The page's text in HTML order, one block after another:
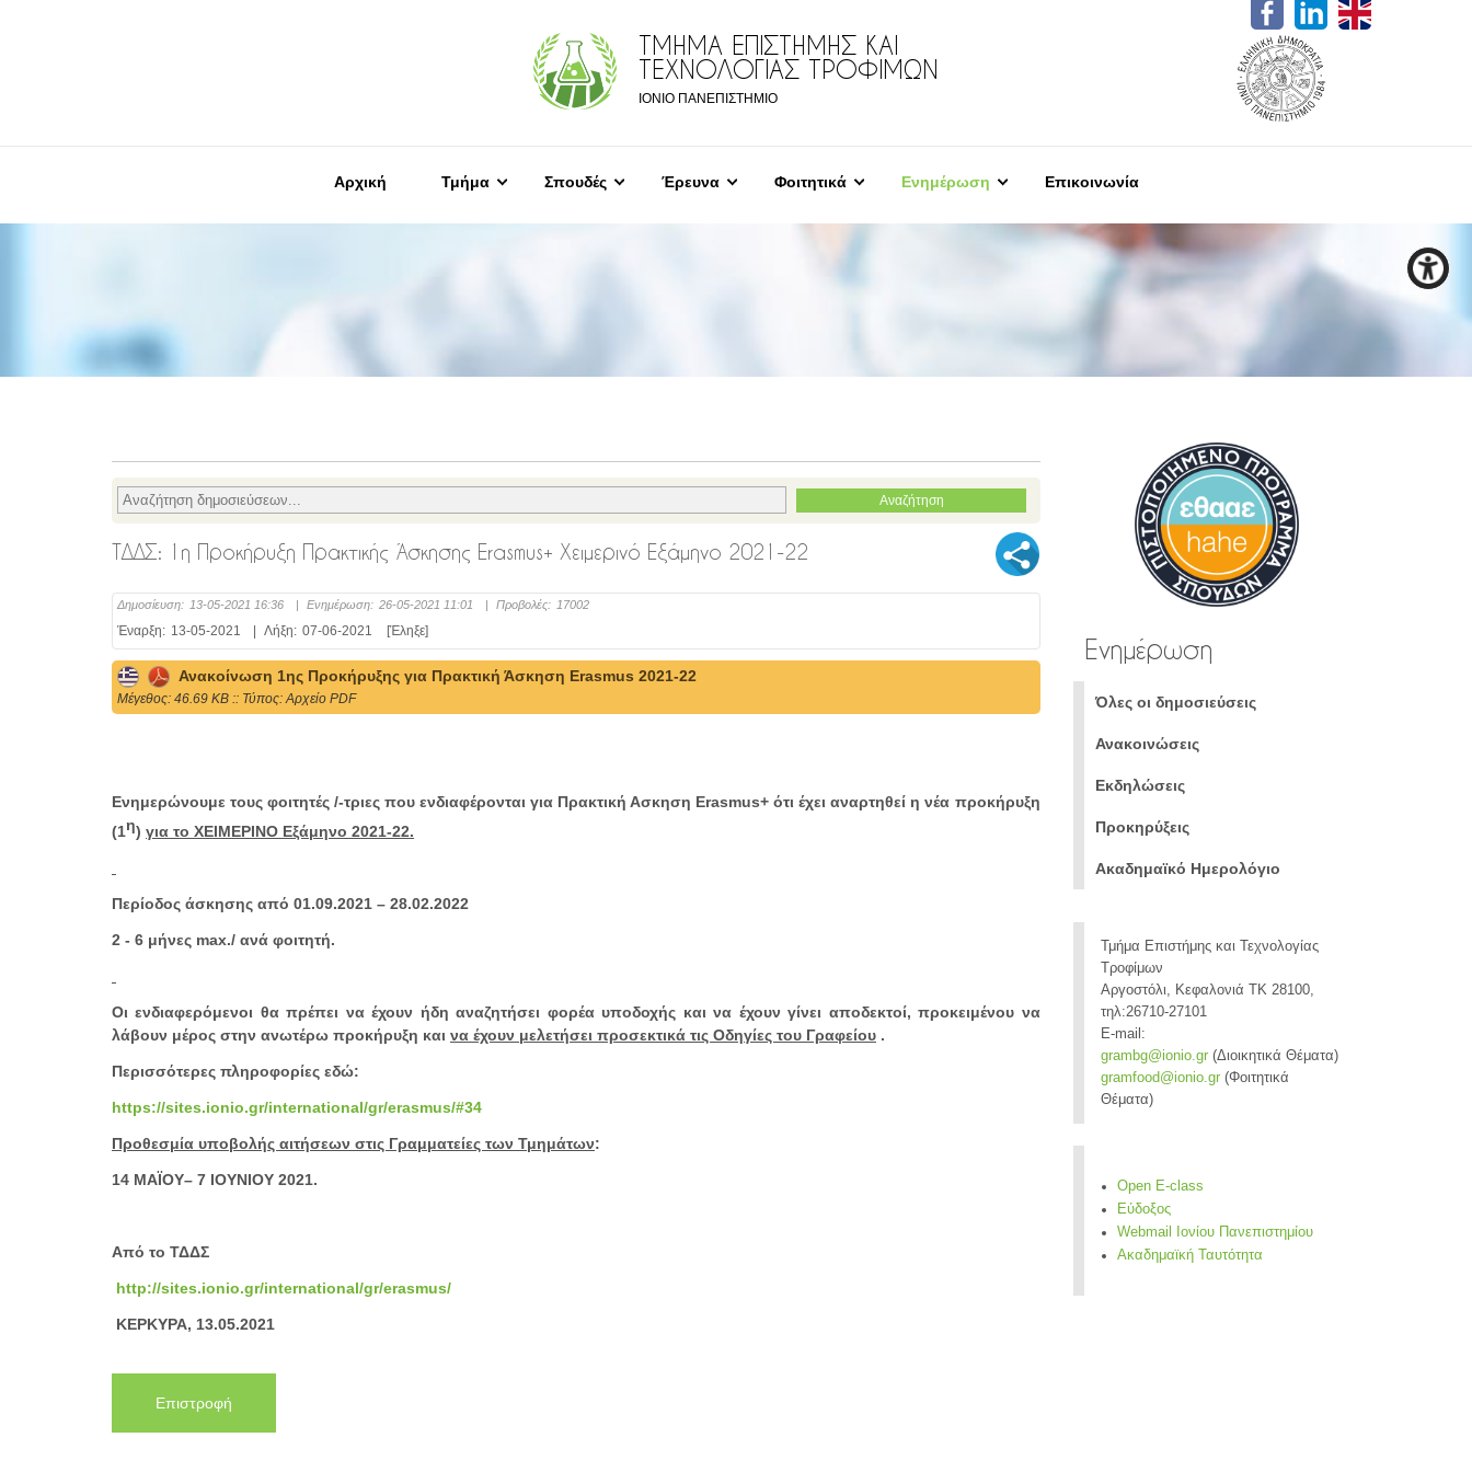
ΤΜΗΜΑ ΕΠΙΣΤΗΜΗΣ ΚΑΙ
ΤΕΧΝΟΛΟΓΙΑΣ ΤΡΟΦΙΜΩΝ
ΙΟΝΙΟ ΠΑΝΕΠΙΣΤΗΜΙΟ
Αρχική Τμήμα Σπουδές Έρευνα Φοιτητικά Ενημέρωση Επικοινωνία
ΤΔΔΣ: 1η Προκήρυξη Πρακτικής Άσκησης Erasmus+ Χειμερινό Εξάμηνο 2021-22
Δημοσίευση: 13-05-2021 16:36 | Ενημέρωση: 26-05-2021 11:01 | Προβολές: 17002
Έναρξη: 13-05-2021 Λήξη: 07-06-2021 [Έληξε]
Ανακοίνωση 1ης Προκήρυξης για Πρακτική Άσκηση Erasmus 2021-22
Mέγεθος: 46.69 KB :: Τύπος: Αρχείο PDF
Ενημερώνουμε τους φοιτητές /-τριες που ενδιαφέρονται για Πρακτική Ασκηση Erasmus+ ότι έχει αναρτηθεί η νέα προκήρυξη
(1η) για το ΧΕΙΜΕΡΙΝΟ Εξάμηνο 2021-22.
Περίοδος άσκησης από 01.09.2021 – 28.02.2022
2 - 6 μήνες max./ ανά φοιτητή.
Οι ενδιαφερόμενοι θα πρέπει να έχουν ήδη αναζητήσει φορέα υποδοχής και να έχουν γίνει αποδεκτοί, προκειμένου να
λάβουν μέρος στην ανωτέρω προκήρυξη και να έχουν μελετήσει προσεκτικά τις Οδηγίες του Γραφείου .
Περισσότερες πληροφορίες εδώ:
https://sites.ionio.gr/international/gr/erasmus/#34
Προθεσμία υποβολής αιτήσεων στις Γραμματείες των Τμημάτων:
14 ΜΑΪΟΥ– 7 ΙΟΥΝΙΟΥ 2021.
Από το ΤΔΔΣ
http://sites.ionio.gr/international/gr/erasmus/
ΚΕΡΚΥΡΑ, 13.05.2021
Επιστροφή
Ενημέρωση
Όλες οι δημοσιεύσεις
Ανακοινώσεις
Εκδηλώσεις
Προκηρύξεις
Ακαδημαϊκό Ημερολόγιο
Τμήμα Επιστήμης και Τεχνολογίας
Τροφίμων
Αργοστόλι, Κεφαλονιά ΤΚ 28100,
τηλ:26710-27101
E-mail:
grambg@ionio.gr(Διοικητικά Θέματα)
gramfood@ionio.gr(Φοιτητικά
Θέματα)
Open E-class
Εύδοξος
Webmail Ιονίου Πανεπιστημίου
Ακαδημαϊκή Ταυτότητα